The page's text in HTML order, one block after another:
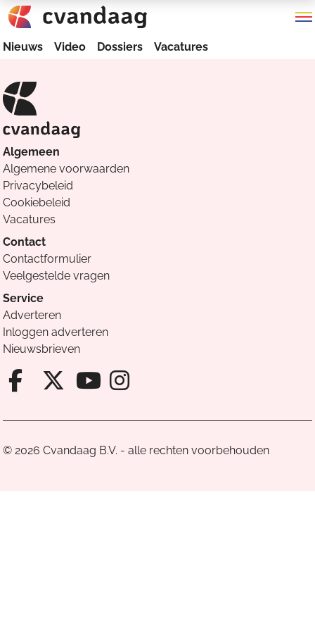
Nieuws Video Dossiers Vacatures
Algemeen
Algemene voorwaarden
Privacybeleid
Cookiebeleid
Vacatures
Contact
Contactformulier
Veelgestelde vragen
Service
Adverteren
Inloggen adverteren
Nieuwsbrieven
Facebook van Cvandaag
X van Cvandaag
Instagram van
© 2026 Cvandaag B.V. - alle rechten voorbehouden